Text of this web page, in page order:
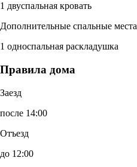
1 двуспальная кровать
Дополнительные спальные места
1 односпальная раскладушка
Правила дома
Заезд
после 14:00
Отъезд
до 12:00